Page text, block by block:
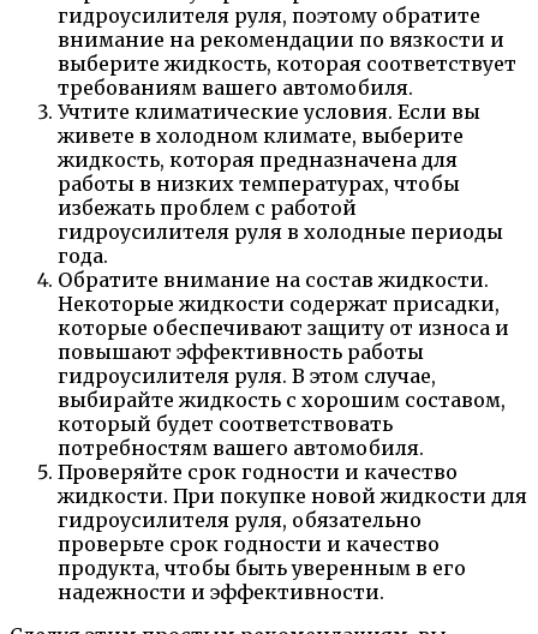
гидроусилителя руля, поэтому обратите
внимание на рекомендации по вязкости и
выберите жидкость, которая соответствует
требованиям вашего автомобиля.
Учтите климатические условия. Если вы
живете в холодном климате, выберите
жидкость, которая предназначена для
работы в низких температурах, чтобы
избежать проблем с работой
гидроусилителя руля в холодные периоды
года.
Обратите внимание на состав жидкости.
Некоторые жидкости содержат присадки,
которые обеспечивают защиту от износа и
повышают эффективность работы
гидроусилителя руля. В этом случае,
выбирайте жидкость с хорошим составом,
который будет соответствовать
потребностям вашего автомобиля.
Проверяйте срок годности и качество
жидкости. При покупке новой жидкости для
гидроусилителя руля, обязательно
проверьте срок годности и качество
продукта, чтобы быть уверенным в его
надежности и эффективности.